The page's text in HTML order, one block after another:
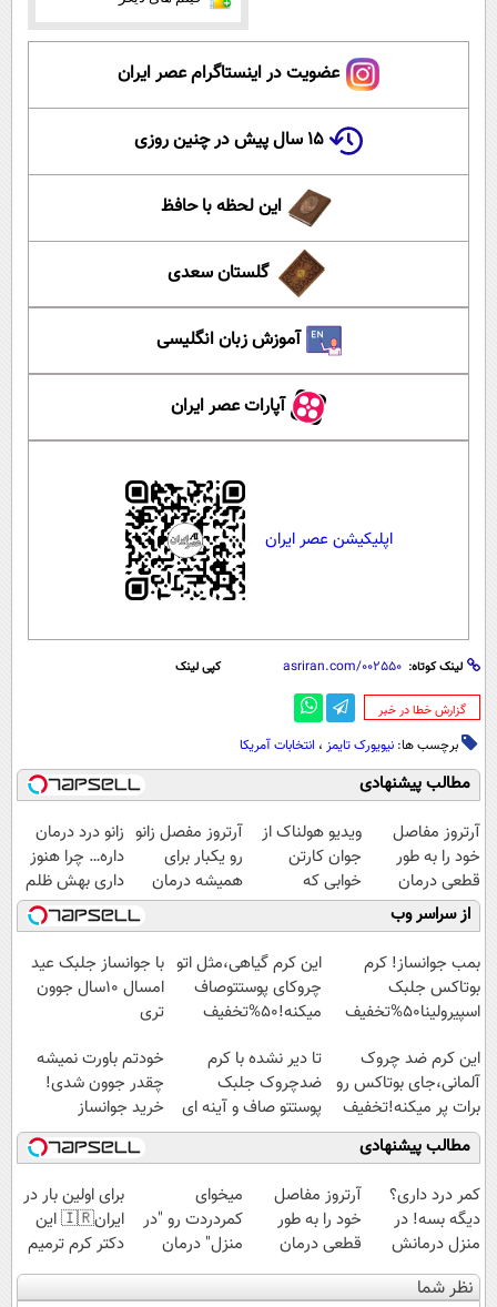
عضویت در اینستاگرام عصر ایران
۱۵ سال پیش در چنین روزی
این لحظه با حافظ
گلستان سعدی
آموزش زبان انگلیسی
آپارات عصر ایران
اپلیکیشن عصر ایران
لینک کوتاه: کپی لینک
‌گزارش خطا در خبر
برچسب ها: نیویورک تایمز ، انتخابات آمریکا
مطالب پیشنهادی
آرتروز مفاصل
خود را به طور
قطعی درمان
کنید!
◗پرسش‌نامه◖
ویدیو هولناک از
جوان کارتن
خوابی که
میلیاردر شد.
آموزش رایگان
آرتروز مفصل زانو
رو یکبار برای
همیشه درمان
کن!
◗پرسش‌نامه◖
زانو درد درمان
داره… چرا هنوز
داری بهش ظلم
می‌کنی؟
از سراسر وب
بمب جوانساز! کرم
بوتاکس جلبک
اسپیرولینا50%تخفیف
این کرم گیاهی،مثل اتو
چروکای پوستتوصاف
میکنه!50%تخفیف
با جوانساز جلبک عید
امسال ۱۰سال جوون
تری
این کرم ضد چروک
آلمانی،جای بوتاکس رو
برات پر میکنه!تخفیف
تا امشب
تا دیر نشده با کرم
ضدچروک جلبک
پوستتو صاف و آینه ای
کن!
خودتم باورت نمیشه
چقدر جوون شدی!
خرید جوانساز
اسپیرولینا با تخفیف
ویژه
مطالب پیشنهادی
کمر درد داری؟
دیگه بسه! در
منزل درمانش
کن
(◀پرسش‌نامه)
آرتروز مفاصل
خود را به طور
قطعی درمان
کنید!
◗پرسش‌نامه◖
میخوای
کمردردت رو "در
منزل" درمان
کنی؟ (◂فیلم +
◂پرسش‌نامه)
برای اولین بار در
ایران🇮🇷 این
دکتر کرم ترمیم
کننده 23 روزه
ساخت!
نظر شما